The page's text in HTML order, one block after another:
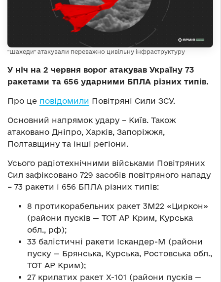
"Шахеди" атакували переважно цивільну інфраструктуру
У ніч на 2 червня ворог атакував Україну 73
ракетами та 656 ударними БПЛА різних типів.
Про це повідомили Повітряні Сили ЗСУ.
Основний напрямок удару – Київ. Також
атаковано Дніпро, Харків, Запоріжжя,
Полтавщину та інші регіони.
Усього радіотехнічними військами Повітряних
Сил зафіксовано 729 засобів повітряного нападу
– 73 ракети і 656 БПЛА різних типів:
8 протикорабельних ракет 3М22 «Циркон»
(райони пусків — ТОТ АР Крим, Курська
обл., рф);
33 балістичні ракети Іскандер-М (райони
пуску — Брянська, Курська, Ростовська обл.,
ТОТ АР Крим);
27 крилатих ракет Х-101 (райони пусків —